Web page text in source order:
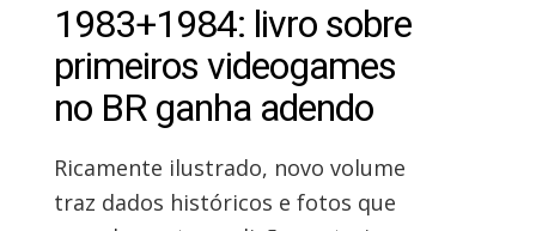
1983+1984: livro sobre
primeiros videogames
no BR ganha adendo
Ricamente ilustrado, novo volume
traz dados históricos e fotos que